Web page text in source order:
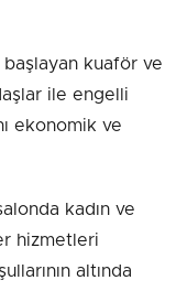
kuaför ve
ile engelli
ekonomik ve
kadın ve
hizmetleri
altında